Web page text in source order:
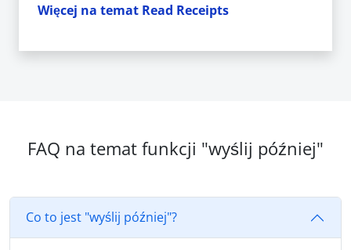
Więcej na temat Read Receipts
FAQ na temat funkcji "wyślij później"
Co to jest "wyślij później"?